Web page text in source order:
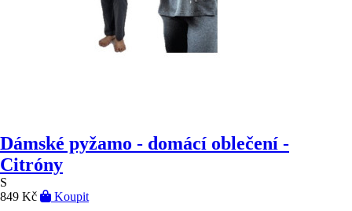
Dámské pyžamo - domácí oblečení -
Citróny
S
849 Kč
Koupit